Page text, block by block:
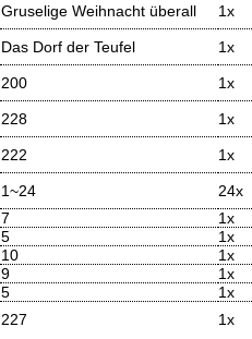
Gruselige Weihnacht überall
1x
Das Dorf der Teufel
1x
200
1x
228
1x
222
1x
1~24
24x
7
1x
5
1x
10
1x
9
1x
5
1x
227 1x